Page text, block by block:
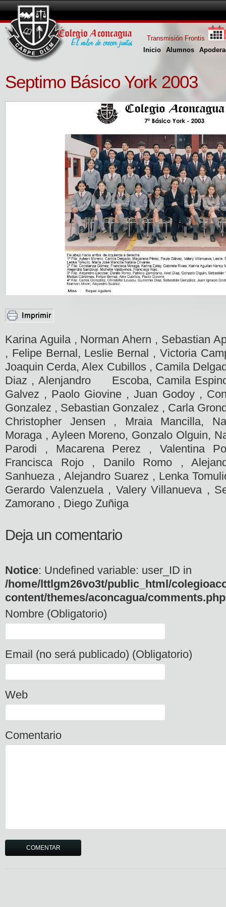
Inicio Alumnos
Transmisión Frontis
Septimo Básico York 2003
Karina Aguila , Norman Ahern , Sebastian
, Felipe Bernal, Leslie Bernal , Victoria
Joaquin Cerda, Alex Cubillos , Camila
Diaz , Alenjandro Escoba, Camila
Galvez , Paolo Giovine , Juan Godoy ,
Gonzalez , Sebastian Gonzalez , Carla
Christopher Jensen , Mraia Mancilla,
Moraga , Ayleen Moreno, Gonzalo Olguin,
Parodi , Macarena Perez , Valentina
Francisca Rojo , Danilo Romo ,
Sanhueza , Alejandro Suarez , Lenka
Gerardo Valenzuela , Valery Villanueva ,
Zamorano , Diego Zuñiga
Deja un comentario
Notice: Undefined variable: user_ID in
/home/lttlgm26vo3t/public_html/
content/themes/aconcagua/comments.php
Nombre (Obligatorio)
Email (no será publicado) (Obligatorio)
Web
Comentario